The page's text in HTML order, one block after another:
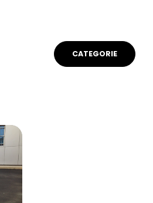
CATEGORIE